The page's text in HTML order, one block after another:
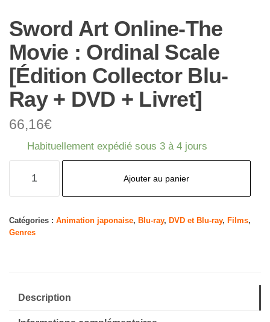
Sword Art Online-The
Movie : Ordinal Scale
[Édition Collector Blu-
Ray + DVD + Livret]
66,16€
Habituellement expédié sous 3 à 4 jours
Art
Online-
Ordinal
Ajouter au panier
Catégories : Animation japonaise, Blu-ray, DVD et Blu-ray, Films,
Genres
Description